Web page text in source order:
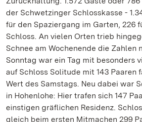
der Schwetzinger Schlosskasse -
für den Spaziergang im Garten, 226
Schloss. An vielen Orten trieb
Schnee am Wochenende die Zahlen
Sonntag war ein Tag mit besonders
auf Schloss Solitude mit 143 Paaren
Wert des Samstags. Neu dabei war
in Hohenlohe: Hier trafen sich 147
einstigen gräflichen Residenz.
gleich beim ersten Mitmachen 299